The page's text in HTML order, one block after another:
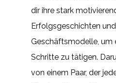
dir ihre stark
Erfolgsgeschichten
Geschäftsmodelle, um
Schritte zu tätigen.
von einem Paar, der